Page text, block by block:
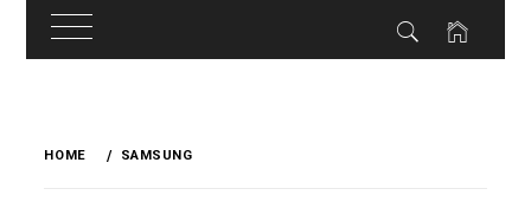
HOME SAMSUNG